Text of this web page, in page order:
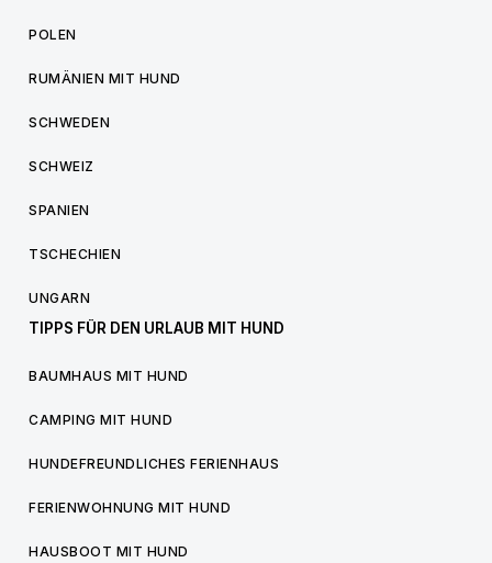
POLEN
RUMÄNIEN MIT HUND
SCHWEDEN
SCHWEIZ
SPANIEN
TSCHECHIEN
UNGARN
TIPPS FÜR DEN URLAUB MIT HUND
BAUMHAUS MIT HUND
CAMPING MIT HUND
HUNDEFREUNDLICHES FERIENHAUS
FERIENWOHNUNG MIT HUND
HAUSBOOT MIT HUND